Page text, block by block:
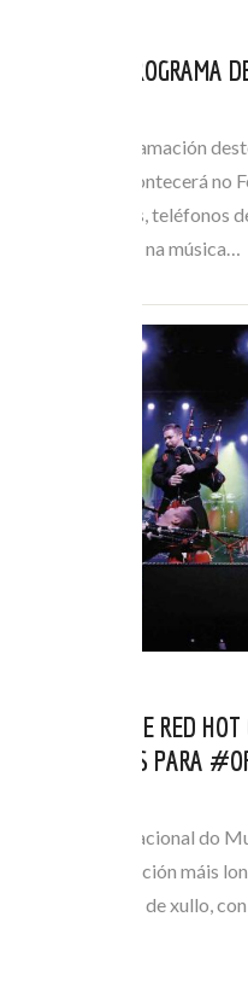
CONSULTA O PROGRAMA
Consulta a programación
de todo o que acontecerá no
horarios de buses, teléfonos
Rúa… Mergúllate na música…
TANXUGUEIRAS E RED
CONFIRMACIÓNS PARA
O Festival Internacional do
que será a súa edición máis
lugar do 10 ao 17 de xullo,